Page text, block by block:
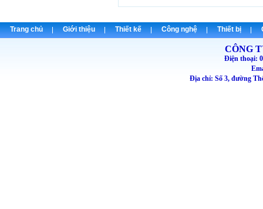
Trang chủ Giới thiệu Thiết kế Công nghệ Thiết bị
CÔNG
Điện thoại:
Địa chỉ: Số 3, đường